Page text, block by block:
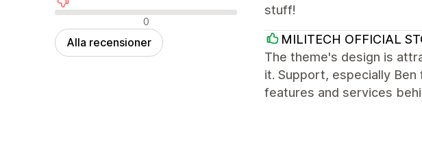
Negativa recensioner
0
Alla recensioner
stuff!
MILITECH OFFICIAL
The theme's design is
it. Support, especially
features and services